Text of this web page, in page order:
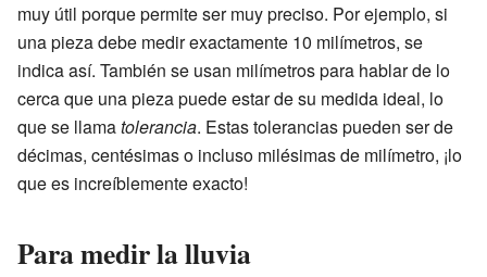
muy útil porque permite ser muy preciso. Por ejemplo, si
una pieza debe medir exactamente 10 milímetros, se
indica así. También se usan milímetros para hablar de lo
cerca que una pieza puede estar de su medida ideal, lo
que se llamatolerancia. Estas tolerancias pueden ser de
décimas, centésimas o incluso milésimas de milímetro, ¡lo
que es increíblemente exacto!
Para medir la lluvia